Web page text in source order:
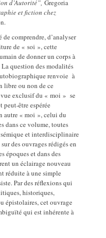
d’Autorité”,Gregoria
et fiction chez
comprendre, d’analyser
de « soi », cette
de donner un corps à
question des modalités
renvoie à
libre ou non de ce
exclusif du « moi » se
espérée
autre « moi », celui du
dans ce volume, toutes
et interdisciplinaire
des ouvrages rédigés en
époques et dans des
un éclairage nouveau
réduite à une simple
Par des réflexions qui
historiques,
épistolaires, cet ouvrage
qui est inhérente à